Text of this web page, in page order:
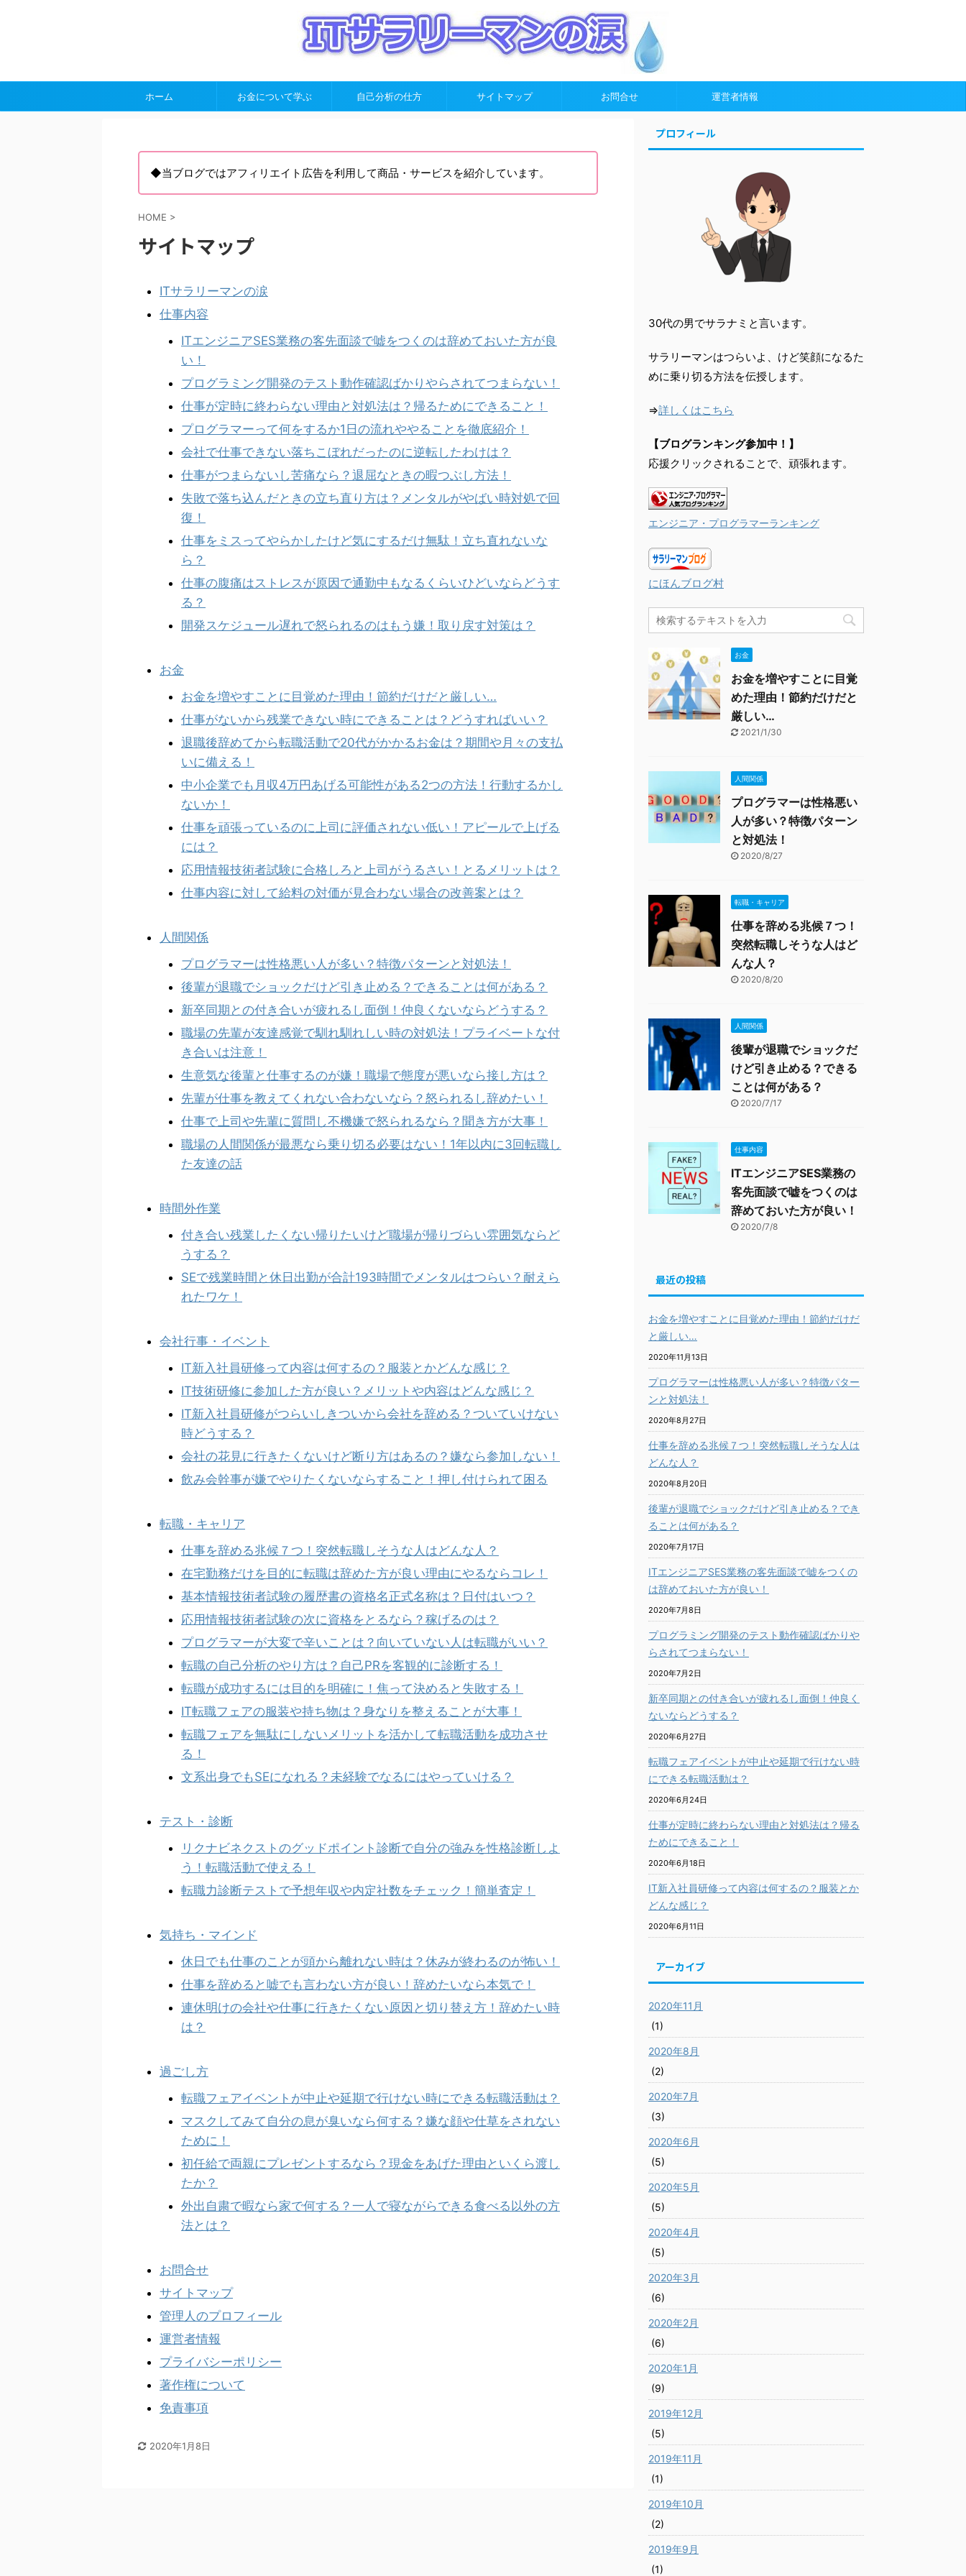
ホーム お金について学ぶ 自己分析の仕方 サイトマップ お問合せ 運営者情報
◆当ブログではアフィリエイト広告を利用して商品・サービスを紹介しています。
HOME >
サイトマップ
ITサラリーマンの涙
仕事内容
ITエンジニアSES業務の客先面談で嘘をつくのは辞めておいた方が良
い！
プログラミング開発のテスト動作確認ばかりやらされてつまらない！
仕事が定時に終わらない理由と対処法は？帰るためにできること！
プログラマーって何をするか1日の流れややることを徹底紹介！
会社で仕事できない落ちこぼれだったのに逆転したわけは？
仕事がつまらないし苦痛なら？退屈なときの暇つぶし方法！
失敗で落ち込んだときの立ち直り方は？メンタルがやばい時対処で回
復！
仕事をミスってやらかしたけど気にするだけ無駄！立ち直れないな
ら？
仕事の腹痛はストレスが原因で通勤中もなるくらいひどいならどうす
る？
開発スケジュール遅れで怒られるのはもう嫌！取り戻す対策は？
お金
お金を増やすことに目覚めた理由！節約だけだと厳しい…
仕事がないから残業できない時にできることは？どうすればいい？
退職後辞めてから転職活動で20代がかかるお金は？期間や月々の支払
いに備える！
中小企業でも月収4万円あげる可能性がある2つの方法！行動するかし
ないか！
仕事を頑張っているのに上司に評価されない低い！アピールで上げる
には？
応用情報技術者試験に合格しろと上司がうるさい！とるメリットは？
仕事内容に対して給料の対価が見合わない場合の改善案とは？
人間関係
プログラマーは性格悪い人が多い？特徴パターンと対処法！
後輩が退職でショックだけど引き止める？できることは何がある？
新卒同期との付き合いが疲れるし面倒！仲良くないならどうする？
職場の先輩が友達感覚で馴れ馴れしい時の対処法！プライベートな付
き合いは注意！
生意気な後輩と仕事するのが嫌！職場で態度が悪いなら接し方は？
先輩が仕事を教えてくれない合わないなら？怒られるし辞めたい！
仕事で上司や先輩に質問し不機嫌で怒られるなら？聞き方が大事！
職場の人間関係が最悪なら乗り切る必要はない！1年以内に3回転職し
た友達の話
時間外作業
付き合い残業したくない帰りたいけど職場が帰りづらい雰囲気ならど
うする？
SEで残業時間と休日出勤が合計193時間でメンタルはつらい？耐えら
れたワケ！
会社行事・イベント
IT新入社員研修って内容は何するの？服装とかどんな感じ？
IT技術研修に参加した方が良い？メリットや内容はどんな感じ？
IT新入社員研修がつらいしきついから会社を辞める？ついていけない
時どうする？
会社の花見に行きたくないけど断り方はあるの？嫌なら参加しない！
飲み会幹事が嫌でやりたくないならすること！押し付けられて困る
転職・キャリア
仕事を辞める兆候７つ！突然転職しそうな人はどんな人？
在宅勤務だけを目的に転職は辞めた方が良い理由にやるならコレ！
基本情報技術者試験の履歴書の資格名正式名称は？日付はいつ？
応用情報技術者試験の次に資格をとるなら？稼げるのは？
プログラマーが大変で辛いことは？向いていない人は転職がいい？
転職の自己分析のやり方は？自己PRを客観的に診断する！
転職が成功するには目的を明確に！焦って決めると失敗する！
IT転職フェアの服装や持ち物は？身なりを整えることが大事！
転職フェアを無駄にしないメリットを活かして転職活動を成功させ
る！
文系出身でもSEになれる？未経験でなるにはやっていける？
テスト・診断
リクナビネクストのグッドポイント診断で自分の強みを性格診断しよ
う！転職活動で使える！
転職力診断テストで予想年収や内定社数をチェック！簡単査定！
気持ち・マインド
休日でも仕事のことが頭から離れない時は？休みが終わるのが怖い！
仕事を辞めると嘘でも言わない方が良い！辞めたいなら本気で！
連休明けの会社や仕事に行きたくない原因と切り替え方！辞めたい時
は？
過ごし方
転職フェアイベントが中止や延期で行けない時にできる転職活動は？
マスクしてみて自分の息が臭いなら何する？嫌な顔や仕草をされない
ために！
初任給で両親にプレゼントするなら？現金をあげた理由といくら渡し
たか？
外出自粛で暇なら家で何する？一人で寝ながらできる食べる以外の方
法とは？
お問合せ
サイトマップ
管理人のプロフィール
運営者情報
プライバシーポリシー
著作権について
免責事項
2020年1月8日
プロフィール
30代の男でサラナミと言います。
サラリーマンはつらいよ、けど笑顔になるた
めに乗り切る方法を伝授します。
⇒詳しくはこちら
【ブログランキング参加中！】
応援クリックされることで、頑張れます。
エンジニア・プログラマーランキング
にほんブログ村
お金
お金を増やすことに目覚
めた理由！節約だけだと
厳しい…
2021/1/30
人間関係
プログラマーは性格悪い
人が多い？特徴パターン
と対処法！
2020/8/27
転職・キャリア
仕事を辞める兆候７つ！
突然転職しそうな人はど
んな人？
2020/8/20
人間関係
後輩が退職でショックだ
けど引き止める？できる
ことは何がある？
2020/7/17
仕事内容
ITエンジニアSES業務の
客先面談で嘘をつくのは
辞めておいた方が良い！
2020/7/8
最近の投稿
お金を増やすことに目覚めた理由！節約だけだ
と厳しい…
2020年11月13日
プログラマーは性格悪い人が多い？特徴パター
ンと対処法！
2020年8月27日
仕事を辞める兆候７つ！突然転職しそうな人は
どんな人？
2020年8月20日
後輩が退職でショックだけど引き止める？でき
ることは何がある？
2020年7月17日
ITエンジニアSES業務の客先面談で嘘をつくの
は辞めておいた方が良い！
2020年7月8日
プログラミング開発のテスト動作確認ばかりや
らされてつまらない！
2020年7月2日
新卒同期との付き合いが疲れるし面倒！仲良く
ないならどうする？
2020年6月27日
転職フェアイベントが中止や延期で行けない時
にできる転職活動は？
2020年6月24日
仕事が定時に終わらない理由と対処法は？帰る
ためにできること！
2020年6月18日
IT新入社員研修って内容は何するの？服装とか
どんな感じ？
2020年6月11日
アーカイブ
2020年11月
(1)
2020年8月
(2)
2020年7月
(3)
2020年6月
(5)
2020年5月
(5)
2020年4月
(5)
2020年3月
(6)
2020年2月
(6)
2020年1月
(9)
2019年12月
(5)
2019年11月
(1)
2019年10月
(2)
2019年9月
(1)